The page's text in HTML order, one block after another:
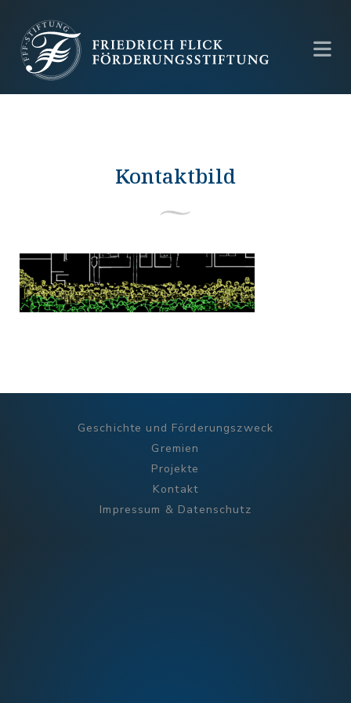
Kontaktbild
Geschichte und Förderungszweck
Gremien
Projekte
Kontakt
Impressum & Datenschutz